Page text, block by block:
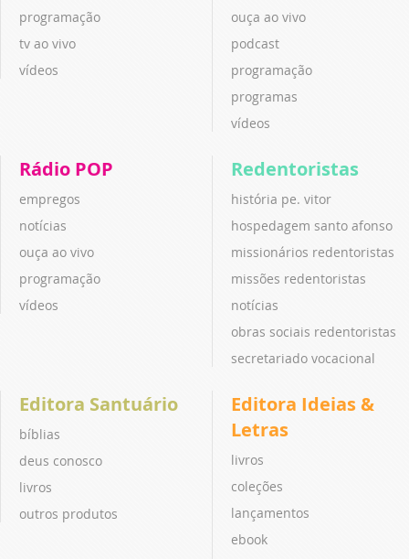
programação
tv ao vivo
vídeos
ouça ao vivo
podcast
programação
programas
vídeos
Rádio POP
empregos
notícias
ouça ao vivo
programação
vídeos
Redentoristas
história pe. vitor
hospedagem santo afonso
missionários redentoristas
missões redentoristas
notícias
obras sociais redentoristas
secretariado vocacional
Editora Santuário
bíblias
deus conosco
livros
outros produtos
Editora Ideias &
Letras
livros
coleções
lançamentos
ebook